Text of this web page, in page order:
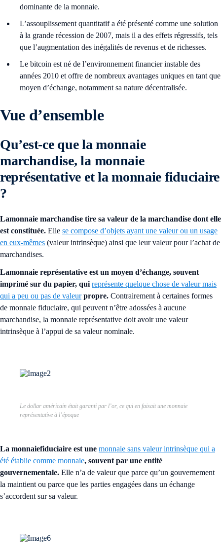
dominante de la monnaie.
L’assouplissement quantitatif a été présenté comme une solution
à la grande récession de 2007, mais il a des effets régressifs, tels
que l’augmentation des inégalités de revenus et de richesses.
Le bitcoin est né de l’environnement financier instable des
années 2010 et offre de nombreux avantages uniques en tant que
moyen d’échange, notamment sa nature décentralisée.
Vue d’ensemble
Qu’est-ce que la monnaie
marchandise, la monnaie
représentative et la monnaie fiduciaire
?
Lamonnaie marchandise tire sa valeur de la marchandise dont elle
est constituée. Elle se compose d’objets ayant une valeur ou un usage
en eux-mêmes (valeur intrinsèque) ainsi que leur valeur pour l’achat de
marchandises.
Lamonnaie représentative est un moyen d’échange, souvent
imprimé sur du papier, qui représente quelque chose de valeur mais
qui a peu ou pas de valeurpropre. Contrairement à certaines formes
de monnaie fiduciaire, qui peuvent n’être adossées à aucune
marchandise, la monnaie représentative doit avoir une valeur
intrinsèque à l’appui de sa valeur nominale.
Le dollar américain était garanti par l’or, ce qui en faisait une monnaie
représentative à l’époque
La monnaiefiduciaire est une monnaie sans valeur intrinsèque qui a
été établie comme monnaie, souvent par une entité
gouvernementale. Elle n’a de valeur que parce qu’un gouvernement
la maintient ou parce que les parties engagées dans un échange
s’accordent sur sa valeur.